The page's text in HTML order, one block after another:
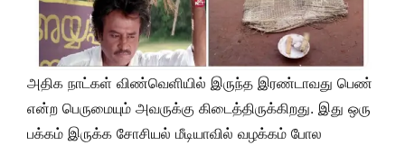
அதிக நாட்கள் விண்வெளியில் இருந்த இரண்டாவது பெண்
என்ற பெருமையும் அவருக்கு கிடைத்திருக்கிறது. இது ஒரு
பக்கம் இருக்க சோசியல் மீடியாவில் வழக்கம் போல